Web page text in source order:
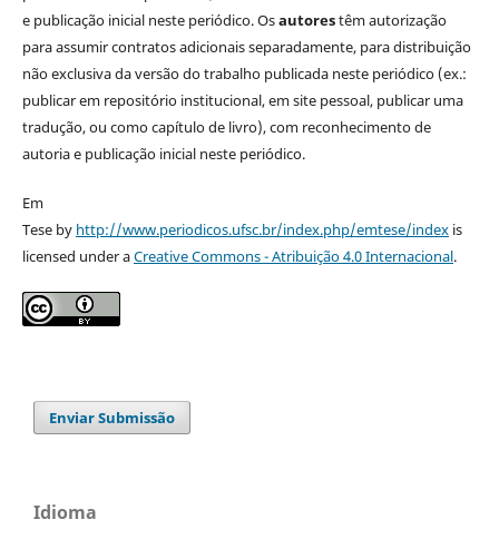
e publicação inicial neste periódico. Osautorestêm autorização
para assumir contratos adicionais separadamente, para distribuição
não exclusiva da versão do trabalho publicada neste periódico (ex.:
publicar em repositório institucional, em site pessoal, publicar uma
tradução, ou como capítulo de livro), com reconhecimento de
autoria e publicação inicial neste periódico.
Em
Tese by http://www.periodicos.ufsc.br/index.php/emtese/indexis
licensed under aCreative Commons - Atribuição 4.0 Internacional.
Enviar Submissão
Idioma